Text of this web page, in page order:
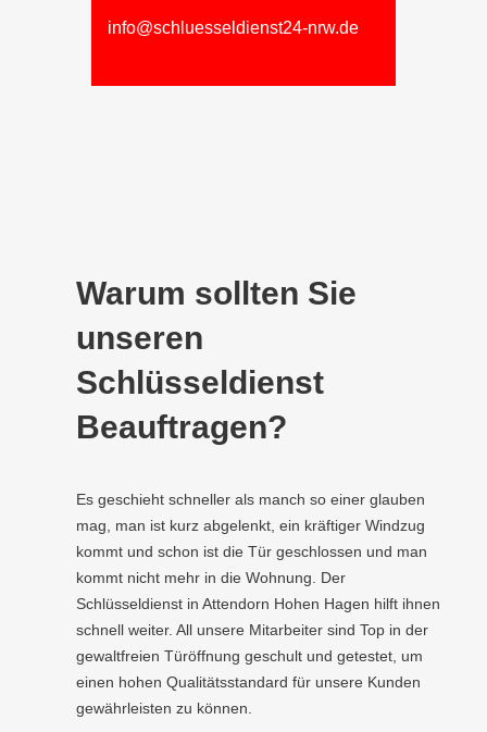
info@schluesseldienst24-nrw.de
Warum sollten Sie
unseren
Schlüsseldienst
Beauftragen?
Es geschieht schneller als manch so einer glauben
mag, man ist kurz abgelenkt, ein kräftiger Windzug
kommt und schon ist die Tür geschlossen und man
kommt nicht mehr in die Wohnung. Der
Schlüsseldienst in Attendorn Hohen Hagen hilft ihnen
schnell weiter. All unsere Mitarbeiter sind Top in der
gewaltfreien Türöffnung geschult und getestet, um
einen hohen Qualitätsstandard für unsere Kunden
gewährleisten zu können.